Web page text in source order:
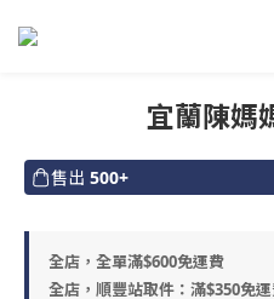
宜蘭陳媽
售出 500+
全店，全單滿$600免運費
全店，順豐站取件：滿$350免